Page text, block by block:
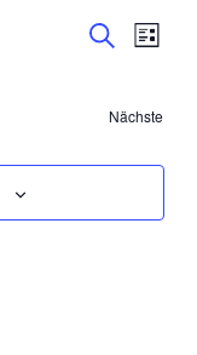
Liste
Nächste